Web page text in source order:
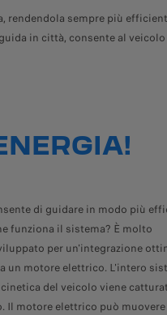
rendendola sempre più
in città, consente al
di guidare in modo più
funziona il sistema? È molto
per un'integrazione
un motore elettrico. L'intero
del veicolo viene
Il motore elettrico può